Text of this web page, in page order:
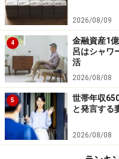
※皆さんの年金エピソ
採用で3000円分の
ト。応募は
こちらから
ーーーーーーーーーーー
※本文カッコ内の回答
す
※エピソードは投稿者
ビスや金額などの情報
2026/08/09
4
金融資産1
呂はシャワ
活
2026/08/08
5
世帯年収
と発言する
2026/08/08